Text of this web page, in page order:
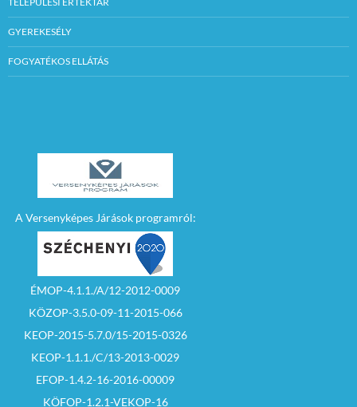
GYEREKESÉLY
FOGYATÉKOS ELLÁTÁS
A Versenyképes Járások programról:
ÉMOP-4.1.1./A/12-2012-0009
KÖZOP-3.5.0-09-11-2015-066
KEOP-2015-5.7.0/15-2015-0326
KEOP-1.1.1./C/13-2013-0029
EFOP-1.4.2-16-2016-00009
KÖFOP-1.2.1-VEKOP-16